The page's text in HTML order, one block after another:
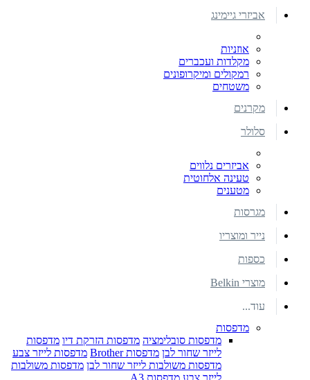
אביזרי גיימינג
אוזניות
מקלדות ועכברים
רמקולים ומיקרופונים
משטחים
מקרנים
סלולר
אביזרים נלווים
טעינה אלחוטית
מטענים
מגרסות
נייר ומוצריו
כספות
מוצרי Belkin
עוד...
מדפסות
מדפסות סובלימציה מדפסות הזרקת דיו מדפסות
לייזר שחור לבן מדפסות Brother
מדפסות לייזר צבע
מדפסות משולבות לייזר שחור לבן מדפסות משולבות
לייזר צבע מדפסות A3